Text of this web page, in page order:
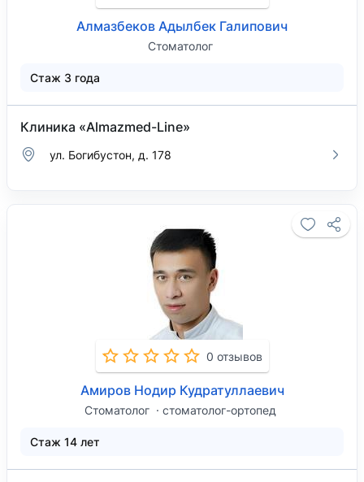
Алмазбеков Адылбек Галипович
Стоматолог
Стаж 3 года
Клиника «Almazmed-Line»
ул. Богибустон, д. 178
0 отзывов
Амиров Нодир Кудратуллаевич
Стоматолог стоматолог-ортопед
Стаж 14 лет